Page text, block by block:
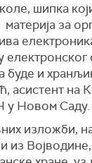
шипка
за
буде и
асистент на
у Новом Саду.
изложби,
из